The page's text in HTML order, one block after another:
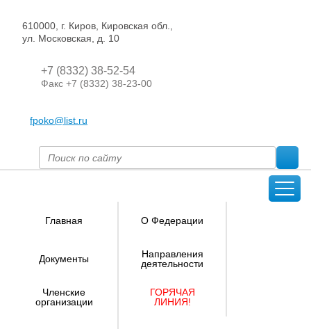
610000, г. Киров, Кировская обл.,
ул. Московская, д. 10
+7 (8332) 38-52-54
Факс +7 (8332) 38-23-00
fpoko@list.ru
Главная О Федерации
Документы
Направления
деятельности
Членские
организации
ГОРЯЧАЯ
ЛИНИЯ!